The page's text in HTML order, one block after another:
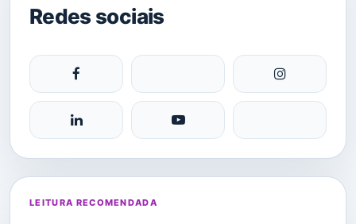
Redes sociais
LEITURA RECOMENDADA